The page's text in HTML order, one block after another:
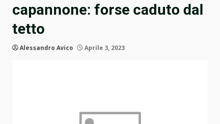
capannone: forse caduto dal
tetto
Alessandro Avico Aprile 3, 2023